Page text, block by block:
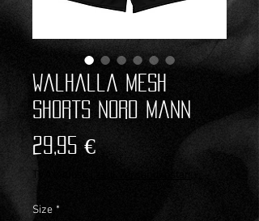
Walhalla Mesh
Shorts Nord Mann
29,95 €Prix
TVA Incluse
Size *